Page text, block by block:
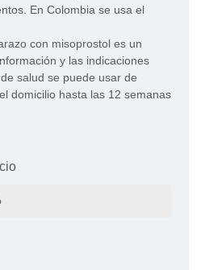
En Colombia se usa el
con misoprostol es un
y las indicaciones
salud se puede usar de
domicilio hasta las 12 semanas